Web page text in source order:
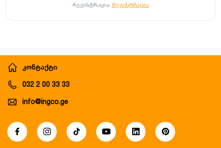
რეგისტრაცია რეგისტრაცია
კონტაქტი
032 2 00 33 33
info@ingco.ge